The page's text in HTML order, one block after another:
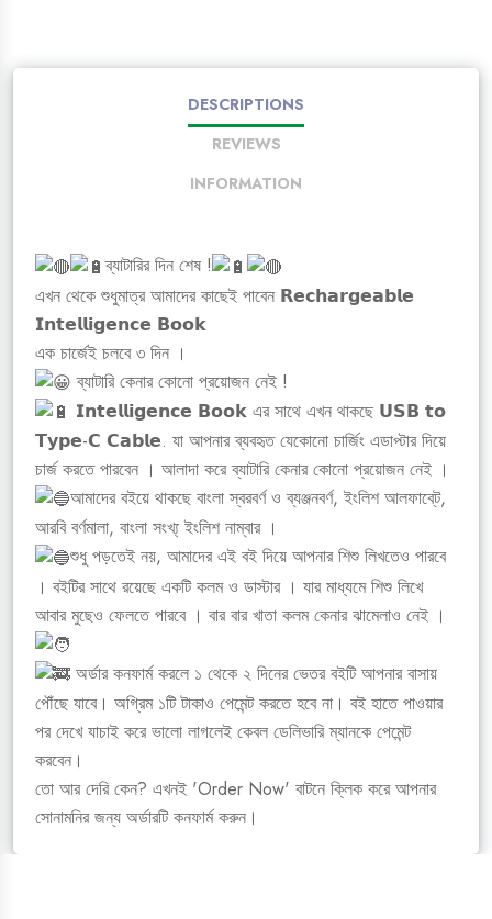
DESCRIPTIONS
REVIEWS
INFORMATION
ব্যাটারির দিন শেষ !
এখন থেকে শুধুমাত্র আমাদের কাছেই পাবেন 𝗥𝗲𝗰𝗵𝗮𝗿𝗴𝗲𝗮𝗯𝗹𝗲
𝗜𝗻𝘁𝗲𝗹𝗹𝗶𝗴𝗲𝗻𝗰𝗲 𝗕𝗼𝗼𝗸
এক চার্জেই চলবে ৩ দিন ।
ব্যাটারি কেনার কোনো প্রয়োজন নেই !
𝗜𝗻𝘁𝗲𝗹𝗹𝗶𝗴𝗲𝗻𝗰𝗲 𝗕𝗼𝗼𝗸 এর সাথে এখন থাকছে 𝗨𝗦𝗕 𝘁𝗼
𝗧𝘆𝗽𝗲-𝗖 𝗖𝗮𝗯𝗹𝗲. যা আপনার ব্যবহৃত যেকোনো চার্জিং এডাপ্টার দিয়ে
চার্জ করতে পারবেন । আলাদা করে ব্যাটারি কেনার কোনো প্রয়োজন নেই ।
আমাদের বইয়ে থাকছে বাংলা স্বরবর্ণ ও ব্যঞ্জনবর্ণ, ইংলিশ আলফাবে্ট,
আরবি বর্ণমালা, বাংলা সংখ্য্ ইংলিশ নাম্বার ।
শুধু পড়তেই নয়, আমাদের এই বই দিয়ে আপনার শিশু লিখতেও পারবে
। বইটির সাথে রয়েছে একটি কলম ও ডাস্টার । যার মাধ্যমে শিশু লিখে
আবার মুছেও ফেলতে পারবে । বার বার খাতা কলম কেনার ঝামেলাও নেই ।
অর্ডার কনফার্ম করলে ১ থেকে ২ দিনের ভেতর বইটি আপনার বাসায়
পৌঁছে যাবে। অগ্রিম ১টি টাকাও পেমেন্ট করতে হবে না। বই হাতে পাওয়ার
পর দেখে যাচাই করে ভালো লাগলেই কেবল ডেলিভারি ম্যানকে পেমেন্ট
করবেন।
তো আর দেরি কেন? এখনই 'Order Now' বাটনে ক্লিক করে আপনার
সোনামনির জন্য অর্ডারটি কনফার্ম করুন।